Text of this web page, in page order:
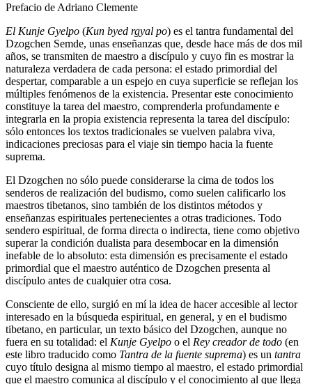
Prefacio de Adriano Clemente
El Kunje Gyelpo (Kun byed rgyal po) es el tantra fundamental del
Dzogchen Semde, unas enseñanzas que, desde hace más de dos mil
años, se transmiten de maestro a discípulo y cuyo fin es mostrar la
naturaleza verdadera de cada persona: el estado primordial del
despertar, comparable a un espejo en cuya superficie se reflejan los
múltiples fenómenos de la existencia. Presentar este conocimiento
constituye la tarea del maestro, comprenderla profundamente e
integrarla en la propia existencia representa la tarea del discípulo:
sólo entonces los textos tradicionales se vuelven palabra viva,
indicaciones preciosas para el viaje sin tiempo hacia la fuente
suprema.
El Dzogchen no sólo puede considerarse la cima de todos los
senderos de realización del budismo, como suelen calificarlo los
maestros tibetanos, sino también de los distintos métodos y
enseñanzas espirituales pertenecientes a otras tradiciones. Todo
sendero espiritual, de forma directa o indirecta, tiene como objetivo
superar la condición dualista para desembocar en la dimensión
inefable de lo absoluto: esta dimensión es precisamente el estado
primordial que el maestro auténtico de Dzogchen presenta al
discípulo antes de cualquier otra cosa.
Consciente de ello, surgió en mí la idea de hacer accesible al lector
interesado en la búsqueda espiritual, en general, y en el budismo
tibetano, en particular, un texto básico del Dzogchen, aunque no
fuera en su totalidad: el Kunje Gyelpo o el Rey creador de todo (en
este libro traducido como Tantra de la fuente suprema) es un tantra
cuyo título designa al mismo tiempo al maestro, el estado primordial
que el maestro comunica al discípulo y el conocimiento al que llega